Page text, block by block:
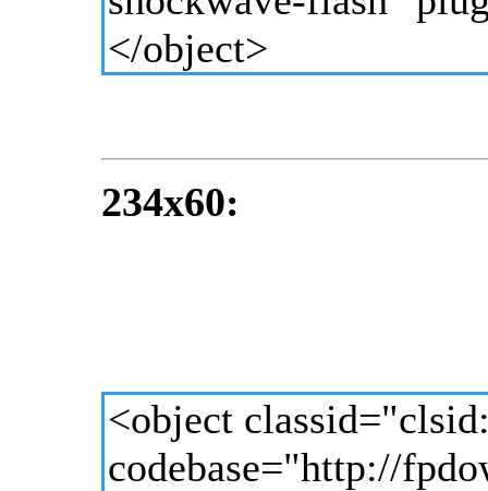
</object>
234x60:
<object
codebase="http://